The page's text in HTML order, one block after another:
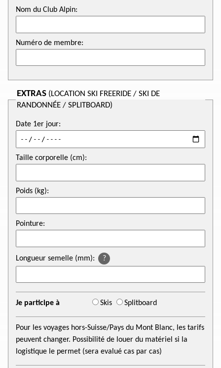
Nom du Club Alpin:
Numéro de membre:
EXTRAS (LOCATION SKI FREERIDE / SKI DE
RANDONNÉE / SPLITBOARD)
Date 1er jour:
Taille corporelle (cm):
Poids (kg):
Pointure:
Longueur semelle (mm): ?
Je participe à Skis Splitboard
Pour les voyages hors-Suisse/Pays du Mont Blanc, les tarifs
peuvent changer. Possibilité de louer du matériel si la
logistique le permet (sera evalué cas par cas)